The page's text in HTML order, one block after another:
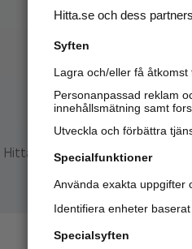
Hitta.se
Hitta.se och dess
Syften
Lagra och/eller få
Personanpassad reklam
innehållsmätning samt
Utveckla och förbättra
Specialfunktioner
Använda exakta uppgifter
Identifiera enheter
Specialsyften